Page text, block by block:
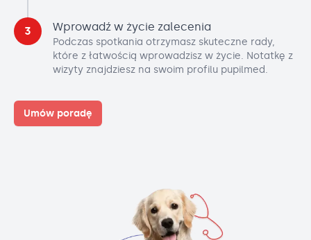
3 Wprowadź w życie zalecenia
Podczas spotkania otrzymasz skuteczne rady,
które z łatwością wprowadzisz w życie. Notatkę z
wizyty znajdziesz na swoim profilu pupilmed.
Umów poradę